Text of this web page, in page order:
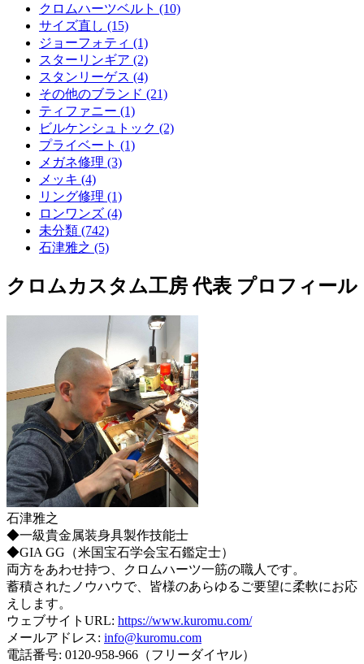
クロムハーツベルト (10)
サイズ直し (15)
ジョーフォティ (1)
スターリンギア (2)
スタンリーゲス (4)
その他のブランド (21)
ティファニー (1)
ビルケンシュトック (2)
プライベート (1)
メガネ修理 (3)
メッキ (4)
リング修理 (1)
ロンワンズ (4)
未分類 (742)
石津雅之 (5)
クロムカスタム工房 代表 プロフィール
石津雅之
◆一級貴金属装身具製作技能士
◆GIA GG（米国宝石学会宝石鑑定士）
両方をあわせ持つ、クロムハーツ一筋の職人です。
蓄積されたノウハウで、皆様のあらゆるご要望に柔軟にお応
えします。
ウェブサイトURL: https://www.kuromu.com/
メールアドレス: info@kuromu.com
電話番号: 0120-958-966（フリーダイヤル）